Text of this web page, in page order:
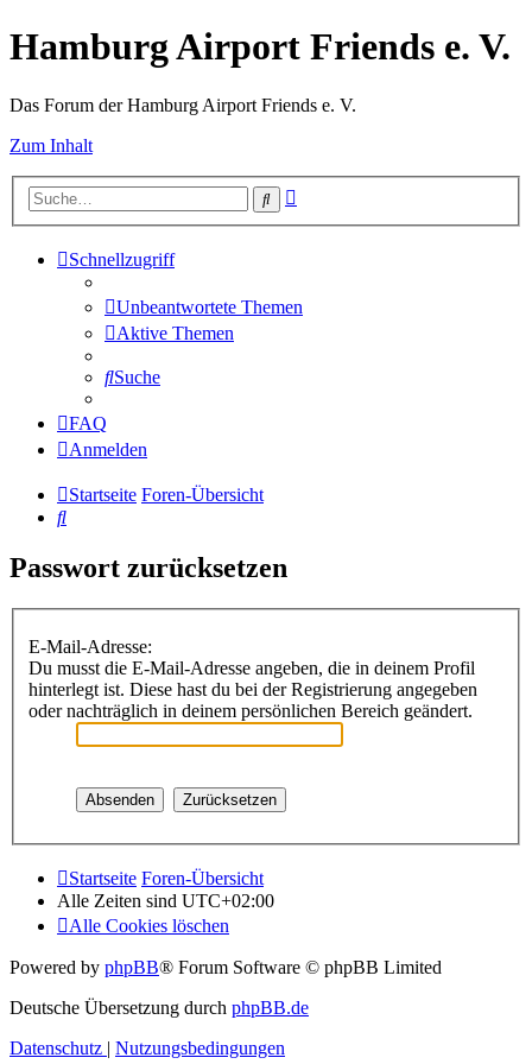
Hamburg Airport Friends e. V.
Das Forum der Hamburg Airport Friends e. V.
Zum Inhalt
Suche
Schnellzugriff
Unbeantwortete Themen
Aktive Themen
Suche
FAQ
Anmelden
Startseite Foren-Übersicht
Suche
Passwort zurücksetzen
E-Mail-Adresse:
Du musst die E-Mail-Adresse angeben, die in deinem Profil
hinterlegt ist. Diese hast du bei der Registrierung angegeben
oder nachträglich in deinem persönlichen Bereich geändert.
Startseite Foren-Übersicht
Alle Zeiten sind UTC+02:00
Alle Cookies löschen
Powered by phpBB® Forum Software © phpBB Limited
Deutsche Übersetzung durch phpBB.de
Datenschutz | Nutzungsbedingungen